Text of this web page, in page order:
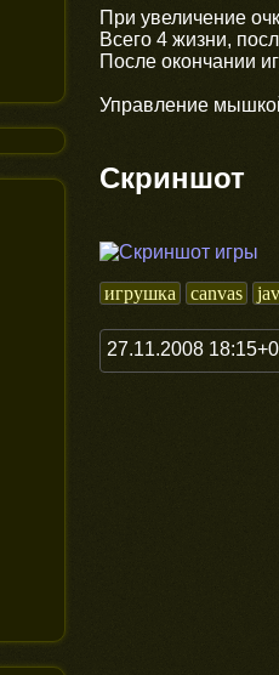
При увеличение
Всего 4 жизни,
После окончании
Управление
Скриншот
игрушка canvas
27.11.2008